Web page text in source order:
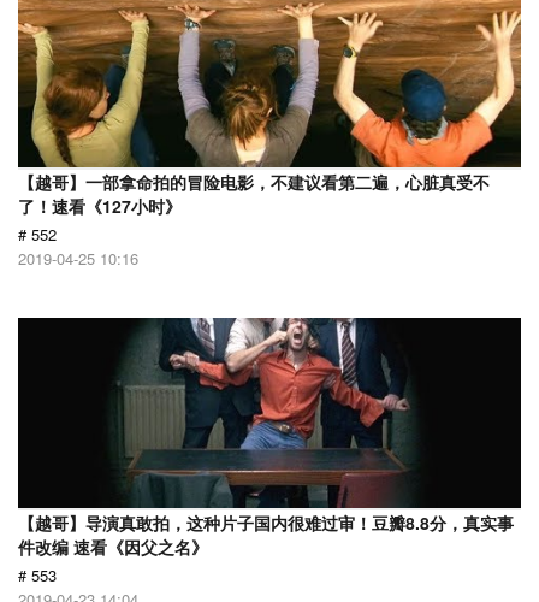
【越哥】一部拿命拍的冒险电影，不建议看第二遍，心脏真受不
了！速看《127小时》
# 552
2019-04-25 10:16
【越哥】导演真敢拍，这种片子国内很难过审！豆瓣8.8分，真实事
件改编 速看《因父之名》
# 553